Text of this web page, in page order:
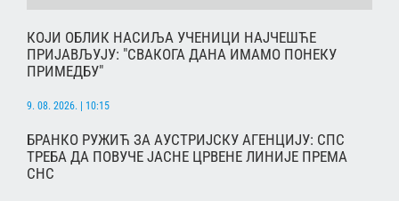
КОЈИ ОБЛИК НАСИЉА УЧЕНИЦИ НАЈЧЕШЋЕ
ПРИЈАВЉУЈУ: "СВАКОГА ДАНА ИМАМО ПОНЕКУ
ПРИМЕДБУ"
9. 08. 2026. | 10:15
БРАНКО РУЖИЋ ЗА АУСТРИЈСКУ АГЕНЦИЈУ: СПС
ТРЕБА ДА ПОВУЧЕ ЈАСНЕ ЦРВЕНЕ ЛИНИЈЕ ПРЕМА
СНС